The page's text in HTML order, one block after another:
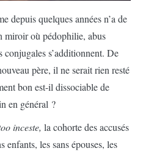
depuis quelques années n’a de
miroir où pédophilie, abus
conjugales s’additionnent. De
père, il ne serait rien resté
bon est-il dissociable de
en général ?
inceste, la cohorte des accusés
enfants, les sans épouses, les